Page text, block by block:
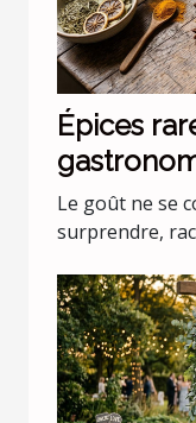
Épices
codes
Le goût ne se
surprendre,